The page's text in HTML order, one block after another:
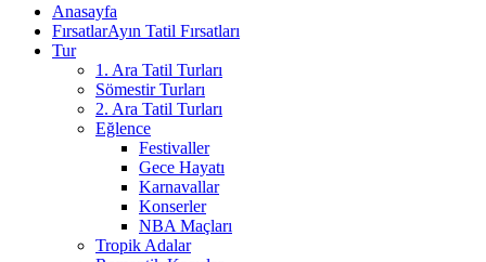
Anasayfa
FırsatlarAyın Tatil Fırsatları
Tur
1. Ara Tatil Turları
Sömestir Turları
2. Ara Tatil Turları
Eğlence
Festivaller
Gece Hayatı
Karnavallar
Konserler
NBA Maçları
Tropik Adalar